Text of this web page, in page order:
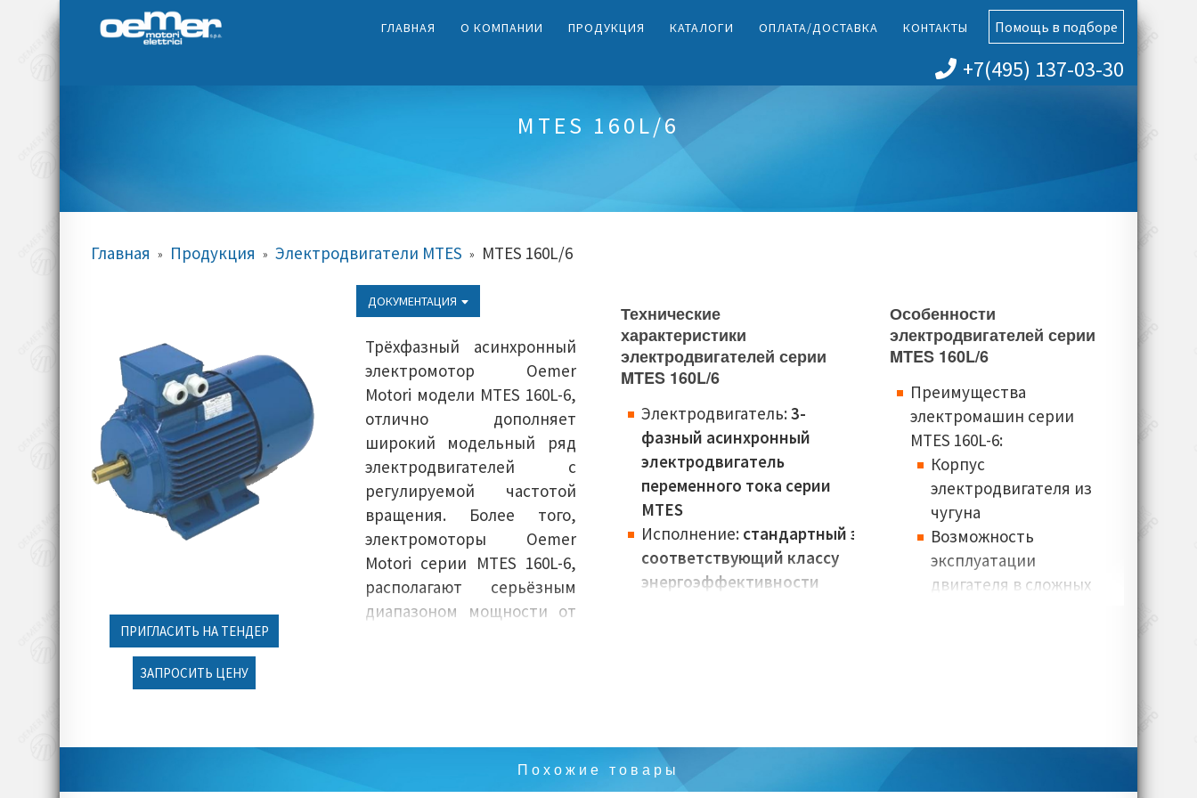
ГЛАВНАЯ О КОМПАНИИ ПРОДУКЦИЯ КАТАЛОГИ ОПЛАТА/ДОСТАВКА КОНТАКТЫ Помощь в подборе
+7(495) 137-03-30
MTES 160L/6
Главная » Продукция » Электродвигатели MTES » MTES 160L/6
ПРИГЛАСИТЬ НА ТЕНДЕР
ЗАПРОСИТЬ ЦЕНУ
ДОКУМЕНТАЦИЯ
Трёхфазный асинхронный
электромотор Oemer
Motori модели MTES 160L-6,
отлично дополняет
широкий модельный ряд
электродвигателей с
регулируемой частотой
вращения. Более того,
электромоторы Oemer
Motori серии MTES 160L-6,
располагают серьёзным
диапазоном мощности от
промышленности, и всё
Технические
характеристики
электродвигателей серии
MTES 160L/6
Электродвигатель:3-
фазный асинхронный
электродвигатель
переменного тока серии
MTES
Исполнение: стандартный электродвигатель
соответствующий классу
энергоэффективности
мощность:11 кВт
Крутящий момент:
Особенности
электродвигателей серии
MTES 160L/6
Преимущества
электромашин серии
MTES 160L-6:
Корпус
электродвигателя из
чугуна
Возможность
эксплуатации
двигателя в сложных
стандарту энерго-
Похожие товары